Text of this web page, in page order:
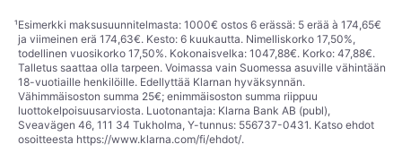
¹Esimerkki maksusuunnitelmasta: 1000€ ostos 6 erässä: 5 erää à 174,65€
ja viimeinen erä 174,63€. Kesto: 6 kuukautta. Nimelliskorko 17,50%,
todellinen vuosikorko 17,50%. Kokonaisvelka: 1047,88€. Korko: 47,88€.
Talletus saattaa olla tarpeen. Voimassa vain Suomessa asuville vähintään
18-vuotiaille henkilöille. Edellyttää Klarnan hyväksynnän.
Vähimmäisoston summa 25€; enimmäisoston summa riippuu
luottokelpoisuusarviosta. Luotonantaja: Klarna Bank AB (publ),
Sveavägen 46, 111 34 Tukholma, Y-tunnus: 556737-0431. Katso ehdot
osoitteesta https://www.klarna.com/fi/ehdot/.